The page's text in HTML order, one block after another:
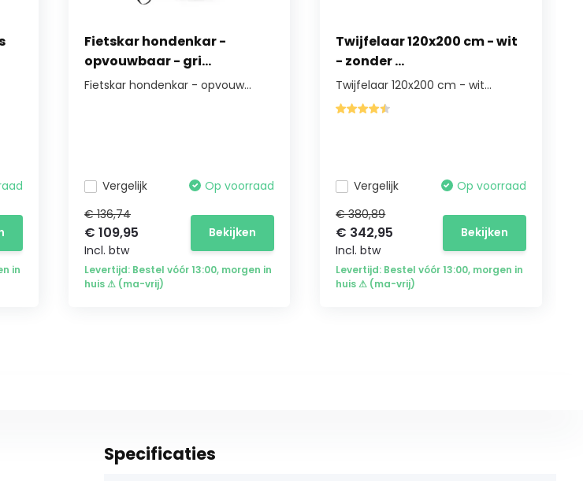
in
Fietskar hondenkar -
opvouwbaar - gri...
Fietskar hondenkar - opvouw...
Vergelijk
Op voorraad
€ 136,74
€ 109,95
Incl. btw
Bekijken
Levertijd: Bestel vóór 13:00, morgen in
huis ⚠ (ma-vrij)
Twijfelaar 120x200 cm - wit
- zonder ...
Twijfelaar 120x200 cm - wit...
Vergelijk
Op voorraad
€ 380,89
€ 342,95
Incl. btw
Bekijken
Levertijd: Bestel vóór 13:00, morgen in
huis ⚠ (ma-vrij)
Specificaties